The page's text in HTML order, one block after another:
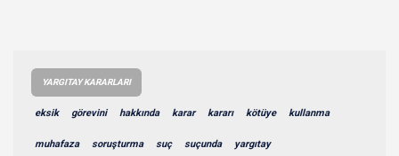
YARGITAY KARARLARI
eksik görevini hakkında karar kararı kötüye kullanma
muhafaza soruşturma suç suçunda yargıtay